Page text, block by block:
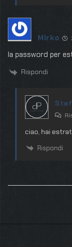
Mirko
la password per
Rispondi
ciao, hai
Rispondi